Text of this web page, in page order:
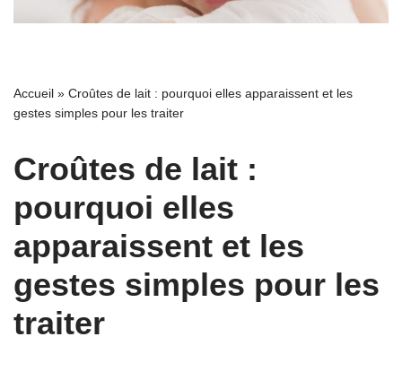
Accueil » Croûtes de lait : pourquoi elles apparaissent et les
gestes simples pour les traiter
Croûtes de lait :
pourquoi elles
apparaissent et les
gestes simples pour les
traiter